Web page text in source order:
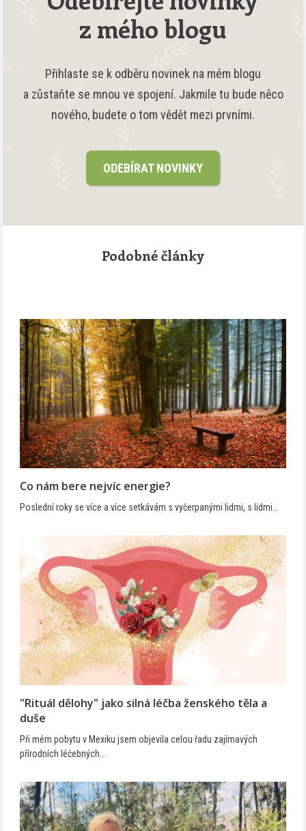
z mého blogu
Přihlaste se k odběru novinek na mém blogu
a zůstaňte se mnou ve spojení. Jakmile tu bude něco
nového, budete o tom vědět mezi prvními.
ODEBÍRAT NOVINKY
Podobné články
Co nám bere nejvíc energie?
Poslední roky se více a více setkávám s vyčerpanými lidmi, s lidmi…
"Rituál dělohy" jako silná léčba ženského těla a
duše
Při mém pobytu v Mexiku jsem objevila celou řadu zajímavých
přírodních léčebných…